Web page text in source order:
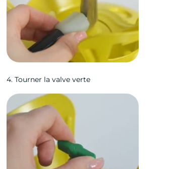
4. Tourner la valve verte